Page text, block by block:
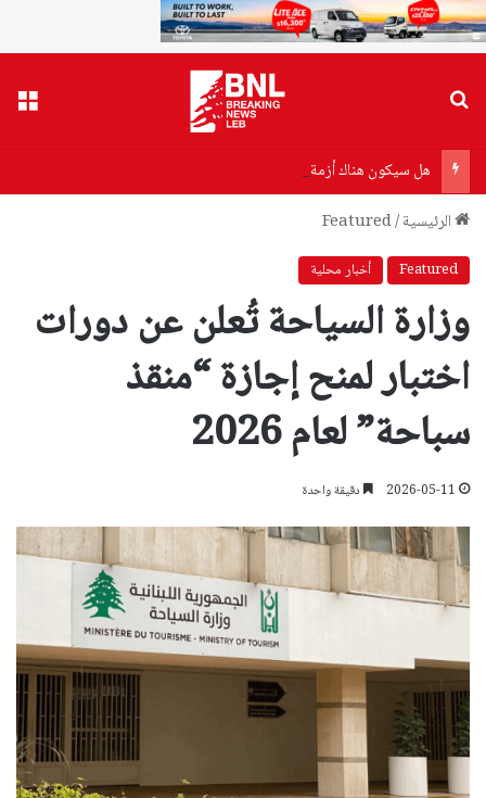
هل سيكون هناك أزمة بنزين أو مازوت؟
الرئيسية/
Featured
Featured أخبار محلية
وزارة السياحة تُعلن عن دورات
اختبار لمنح إجازة “منقذ
سباحة” لعام 2026
2026-05-11 دقيقة واحدة